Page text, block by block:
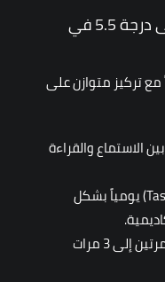
خطة 60 يوماً من أجل الحصول على درجة 5.5 في
مع تركيز متوازن على
الاستماع والقراءة
إضافة مهمة كتابة (Task 1 أو Task 2) يومياً بشكل
إجراء محادثات مع شريك أو مدرب مرتين إلى 3 مرات